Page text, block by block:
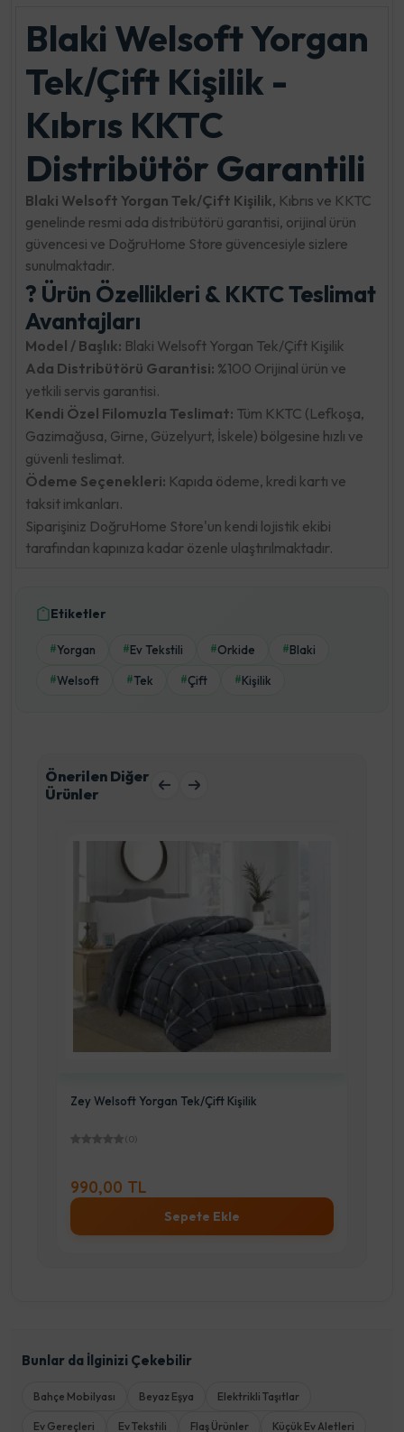
Blaki Welsoft Yorgan
Tek/Çift Kişilik -
Kıbrıs KKTC
Distribütör Garantili
Blaki Welsoft Yorgan Tek/Çift Kişilik, Kıbrıs ve KKTC
genelinde resmi ada distribütörü garantisi, orijinal ürün
güvencesi ve DoğruHome Store güvencesiyle sizlere
sunulmaktadır.
? Ürün Özellikleri & KKTC Teslimat
Avantajları
Model / Başlık: Blaki Welsoft Yorgan Tek/Çift Kişilik
Ada Distribütörü Garantisi: %100 Orijinal ürün ve
yetkili servis garantisi.
Kendi Özel Filomuzla Teslimat: Tüm KKTC (Lefkoşa,
Gazimağusa, Girne, Güzelyurt, İskele) bölgesine hızlı ve
güvenli teslimat.
Ödeme Seçenekleri: Kapıda ödeme, kredi kartı ve
taksit imkanları.
Siparişiniz DoğruHome Store'un kendi lojistik ekibi
tarafından kapınıza kadar özenle ulaştırılmaktadır.
Etiketler
#Yorgan #Ev Tekstili #Orkide #Blaki
#Welsoft #Tek #Çift #Kişilik
Önerilen Diğer
Ürünler
Zey Welsoft Yorgan Tek/Çift Kişilik
(0)
990,00 TL
Sepete Ekle
Bunlar da İlginizi Çekebilir
Bahçe Mobilyası Beyaz Eşya Elektrikli Taşıtlar
Ev Gereçleri Ev Tekstili Flaş Ürünler Küçük Ev Aletleri